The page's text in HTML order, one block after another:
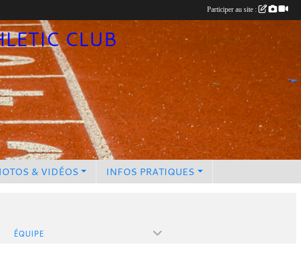
CLUB
& VIDÉOS INFOS PRATIQUES
ÉQUIPE
Participer au site :